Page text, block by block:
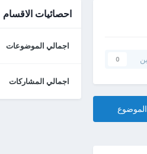
0
احصائيات الاقسام
اجمالي الموضوعات
اجمالي المشاركات